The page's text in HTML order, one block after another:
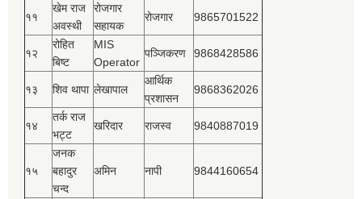
११
खेम राज
अवस्थी
रोजगार
सहायक
रोजगार 9865701522
१२
रोहित
बिष्‍ट
MIS
Operator
पञ्‍जिकरण 9868428586
१३ शिव थापा लेखापाल
आर्थिक
प्रशासन
9868362026
१४
तर्क राज
भट्ट
खरिदार राजस्‍व 9840887019
१५
जनक
बहादुर
चन्द
अमिन नापी 9844160654